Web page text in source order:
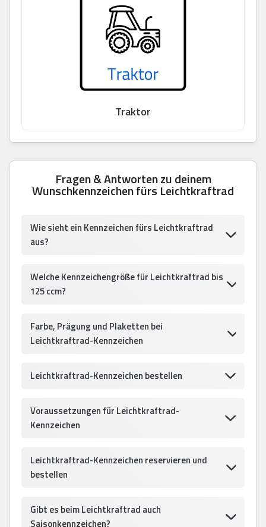
Traktor
Fragen & Antworten zu deinem
Wunschkennzeichen fürs Leichtkraftrad
Wie sieht ein Kennzeichen fürs Leichtkraftrad
aus?
Welche Kennzeichengröße für Leichtkraftrad bis
125 ccm?
Farbe, Prägung und Plaketten bei
Leichtkraftrad-Kennzeichen
Leichtkraftrad-Kennzeichen bestellen
Voraussetzungen für Leichtkraftrad-
Kennzeichen
Leichtkraftrad-Kennzeichen reservieren und
bestellen
Gibt es beim Leichtkraftrad auch
Saisonkennzeichen?